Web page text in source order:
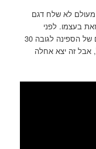
מעולם לא שלח דגם
בעצמו. לפני
שבועיים, ב-28 באפריל, שיגרו שנייר ואישתו דגם של הספינה לגובה 30
אבל זה יצא אחלה